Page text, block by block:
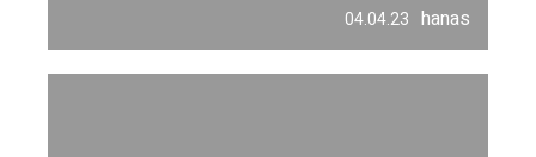
hanas
04.04.23